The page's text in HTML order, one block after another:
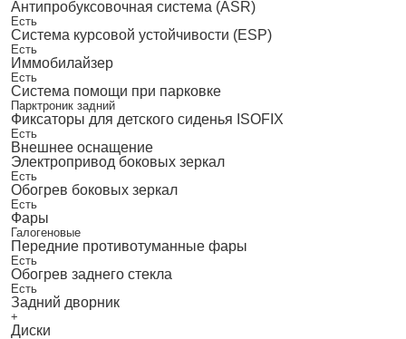
Антипробуксовочная система (ASR)
Есть
Система курсовой устойчивости (ESP)
Есть
Иммобилайзер
Есть
Система помощи при парковке
Парктроник задний
Фиксаторы для детского сиденья ISOFIX
Есть
Внешнее оснащение
Электропривод боковых зеркал
Есть
Обогрев боковых зеркал
Есть
Фары
Галогеновые
Передние противотуманные фары
Есть
Обогрев заднего стекла
Есть
Задний дворник
+
Диски